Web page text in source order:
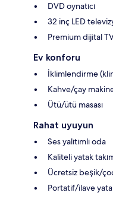
DVD oynatıcı
32 inç LED
Premium dijital
Ev konforu
İklimlendirme
Kahve/çay
Ütü/ütü masası
Rahat uyuyun
Ses yalıtımlı oda
Kaliteli yatak
Ücretsiz beşik/
Portatif/ilave